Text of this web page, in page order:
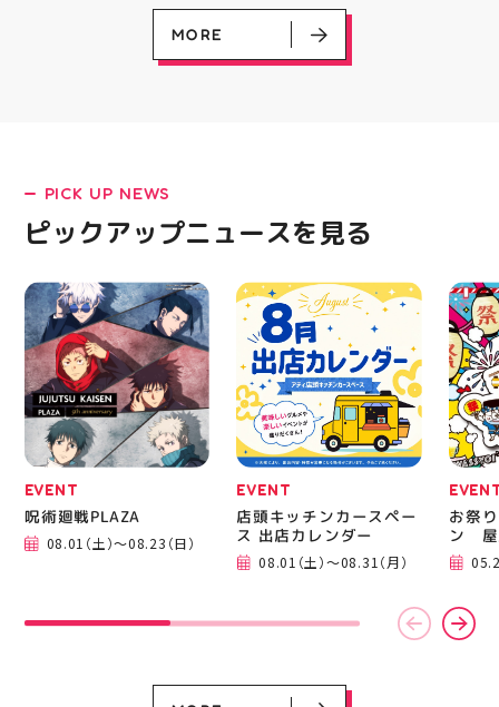
LATEST!
ピックアップニュース
搭載し、推進力を向上さ
せました！
☆ASICSGRIPを前足部に
追加し、グリップ力を向
をカジュアルに走りたい
方や仕事履き、夏のお出
のクッションシューズに
なっています 人気ラン
ニングシューズの最新作
になります！ ・ 気にな
る方は是非、店頭に足を
運んでください！ スポ
ーツナビゲーター一同、
店頭でお待ちしておりま
す(⁠◍⁠•⁠ᴗ⁠•⁠◍⁠)⁠ ・ #ゼビオ
#アティ郡山 #福島美少
女図鑑 #照山楓香
#ASICS
はプ
から
━━━━
郡山
BBQ
祭り
手ぶ
み #
ィナ
#夏の
MORE
PICK UP NEWS
ピックアップニュースを見る
EVENT
呪術廻戦PLAZA
08.01（土）～08.23（日）
EVENT
店頭キッチンカースペー
ス 出店カレンダー
08.01（土）～08.31（月）
お祭
ン 屋